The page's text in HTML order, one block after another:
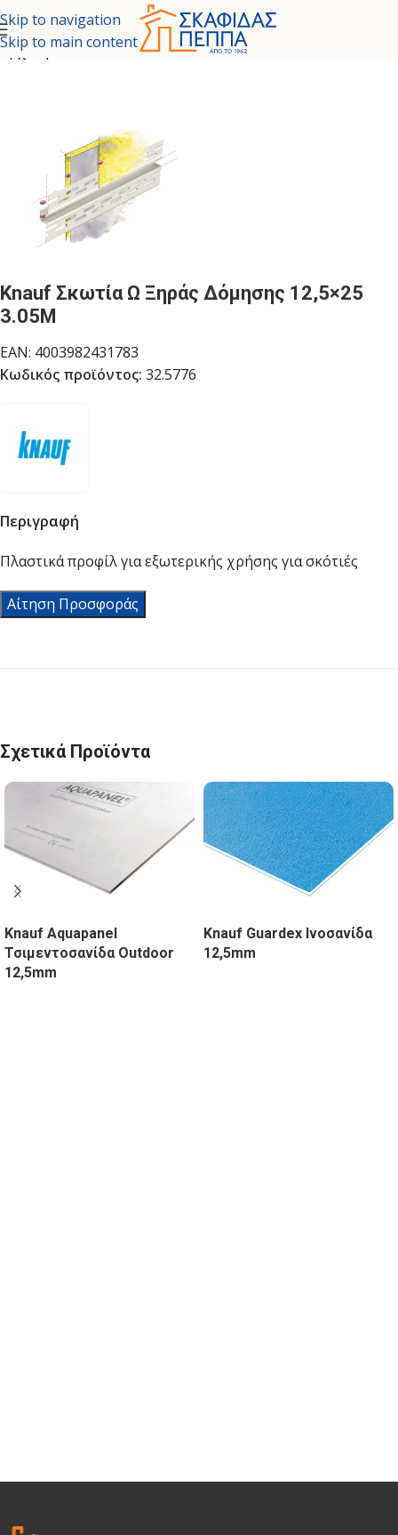
Skip to navigation
Skip to main content
Αρχική σελίδα/ΞΗΡΑ ΔΟΜΗΣΗ/ΠΛΑΣΤΙΚΑ ΠΡΟΦΙΛ
Knauf Σκωτία Ω Ξηράς Δόμησης 12,5×25
3.05M
EAN: 4003982431783
Κωδικός προϊόντος: 32.5776
Περιγραφή
Πλαστικά προφίλ για εξωτερικής χρήσης για σκότιές
Αίτηση Προσφοράς
Σχετικά Προϊόντα
Knauf Aquapanel
Τσιμεντοσανίδα Outdoor
12,5mm
Knauf Guardex Ινοσανίδα
12,5mm